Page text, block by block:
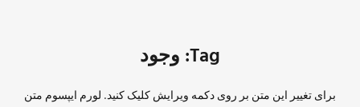
Tag: وجود
برای تغییر این متن بر روی دکمه ویرایش کلیک کنید. لورم ایپسوم متن